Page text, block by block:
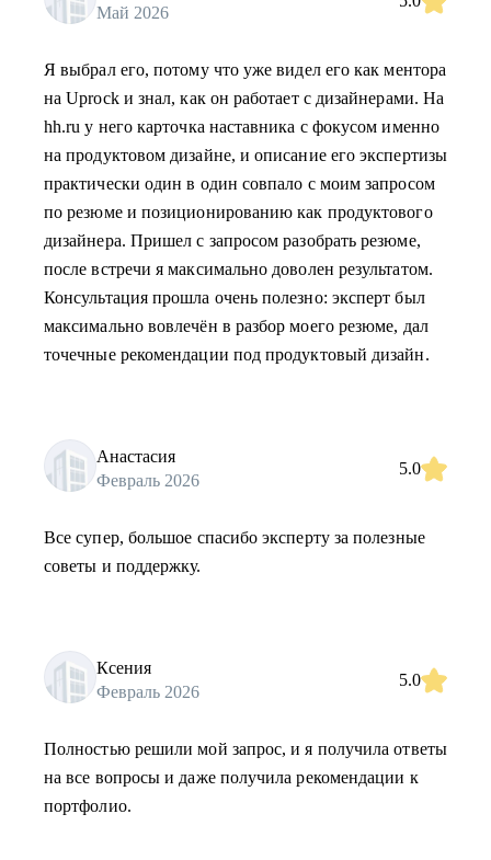
Май 2026
Я выбрал его, потому что уже видел его как ментора
на Uprock и знал, как он работает с дизайнерами. На
hh.ru у него карточка наставника с фокусом именно
на продуктовом дизайне, и описание его экспертизы
практически один в один совпало с моим запросом
по резюме и позиционированию как продуктового
дизайнера. Пришел с запросом разобрать резюме,
после встречи я максимально доволен результатом.
Консультация прошла очень полезно: эксперт был
максимально вовлечён в разбор моего резюме, дал
точечные рекомендации под продуктовый дизайн.
Анастасия
Февраль 2026
5.0
Все супер, большое спасибо эксперту за полезные
советы и поддержку.
Ксения
Февраль 2026
5.0
Полностью решили мой запрос, и я получила ответы
на все вопросы и даже получила рекомендации к
портфолио.